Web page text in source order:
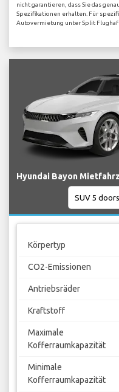
nicht garantieren, dass Sie das
Spezifikationen erhalten. Für
Autovermietung unter Split
Hyundai Bayon
Körpertyp
CO2-Emissionen
Antriebsräder
Kraftstoff
Maximale
Kofferraumkapazität
Minimale
Kofferraumkapazität